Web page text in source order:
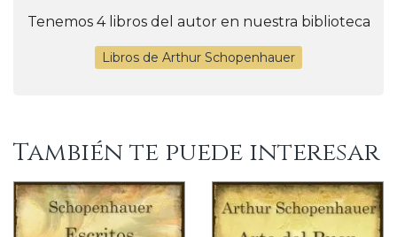
Tenemos 4 libros del autor en nuestra biblioteca
Libros de Arthur Schopenhauer
También te puede interesar